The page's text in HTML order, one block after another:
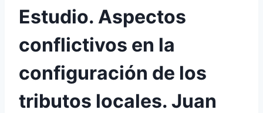
Estudio. Aspectos
conflictivos en la
configuración de los
tributos locales. Juan